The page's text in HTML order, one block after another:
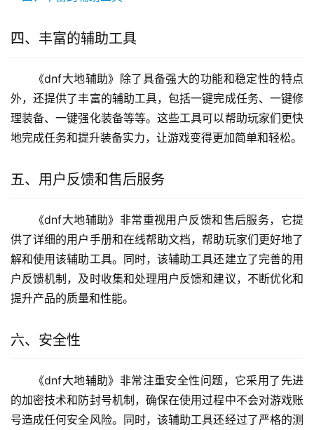
四、丰富的辅助工具
《dnf大地辅助》除了具备强大的功能和稳定性的特点
外，还提供了丰富的辅助工具，包括一键完成任务、一键修
理装备、一键强化装备等等。这些工具可以帮助玩家们更快
地完成任务和提升装备实力，让游戏变得更加简单和轻松。
五、用户反馈和售后服务
《dnf大地辅助》非常重视用户反馈和售后服务，它提
供了详细的用户手册和在线帮助文档，帮助玩家们更好地了
解和使用该辅助工具。同时，该辅助工具还建立了完善的用
户反馈机制，及时收集和处理用户反馈和建议，不断优化和
提升产品的质量和性能。
六、安全性
《dnf大地辅助》非常注重安全性问题，它采用了先进
的加密技术和防封号机制，确保在使用过程中不会对游戏账
号造成任何安全风险。同时，该辅助工具还经过了严格的测